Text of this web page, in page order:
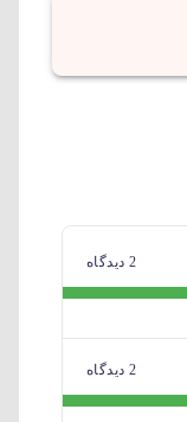
2 دیدگاه
2 دیدگاه